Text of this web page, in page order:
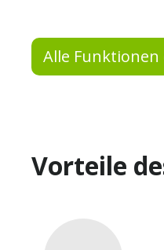
Alle Funktionen
Vorteile